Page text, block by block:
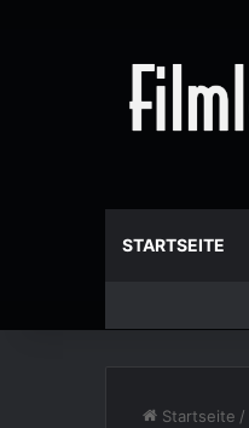
STARTSEITE
Startseite /